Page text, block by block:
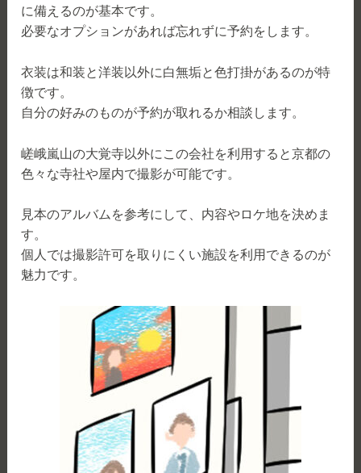
に備えるのが基本です。
必要なオプションがあれば忘れずに予約をします。
衣装は和装と洋装以外に白無垢と色打掛があるのが特
徴です。
自分の好みのものが予約が取れるか相談します。
嵯峨嵐山の大覚寺以外にこの会社を利用すると京都の
色々な寺社や屋内で撮影が可能です。
見本のアルバムを参考にして、内容やロケ地を決めま
す。
個人では撮影許可を取りにくい施設を利用できるのが
魅力です。